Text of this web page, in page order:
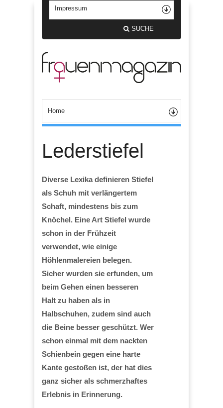
SUCHE
Lederstiefel
Diverse Lexika definieren Stiefel
als Schuh mit verlängertem
Schaft, mindestens bis zum
Knöchel. Eine Art Stiefel wurde
schon in der Frühzeit
verwendet, wie einige
Höhlenmalereien belegen.
Sicher wurden sie erfunden, um
beim Gehen einen besseren
Halt zu haben als in
Halbschuhen, zudem sind auch
die Beine besser geschützt. Wer
schon einmal mit dem nackten
Schienbein gegen eine harte
Kante gestoßen ist, der hat dies
ganz sicher als schmerzhaftes
Erlebnis in Erinnerung.